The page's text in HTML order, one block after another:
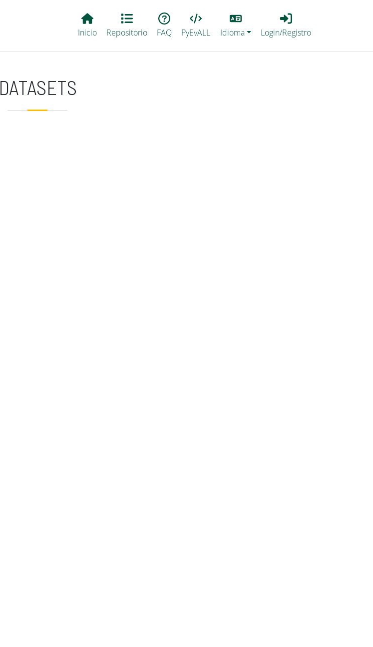
Main EvALL
Inicio Repositorio FAQ PyEvALL
Lang
Idioma
Login_Registro
Login/Registro
DATASETS